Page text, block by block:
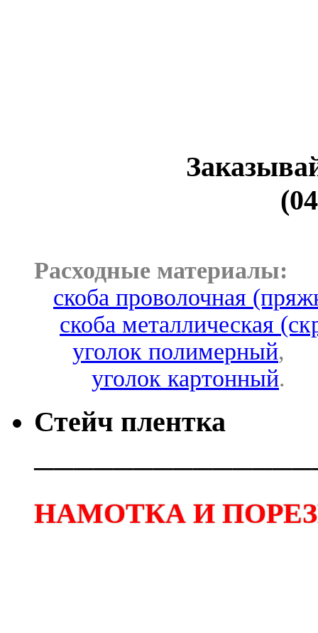
Расходные материалы:
скоба проволочная
скоба металлическая
уголок полимерный,
уголок картонный.
Стейч плентка
НАМОТКА И